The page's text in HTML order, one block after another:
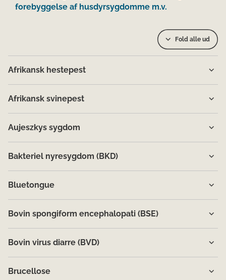
forebyggelse af husdyrsygdomme m.v.
Fold alle ud
Afrikansk hestepest
Afrikansk svinepest
Aujeszkys sygdom
Bakteriel nyresygdom (BKD)
Bluetongue
Bovin spongiform encephalopati (BSE)
Bovin virus diarre (BVD)
Brucellose